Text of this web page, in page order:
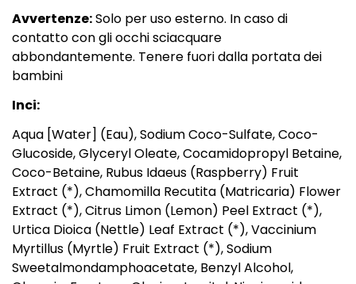
Avvertenze:Solo per uso esterno. In caso di
contatto con gli occhi sciacquare
abbondantemente. Tenere fuori dalla portata dei
bambini
Inci:
Aqua [Water] (Eau), Sodium Coco-Sulfate, Coco-
Glucoside, Glyceryl Oleate, Cocamidopropyl Betaine,
Coco-Betaine, Rubus Idaeus (Raspberry) Fruit
Extract (*), Chamomilla Recutita (Matricaria) Flower
Extract (*), Citrus Limon (Lemon) Peel Extract (*),
Urtica Dioica (Nettle) Leaf Extract (*), Vaccinium
Myrtillus (Myrtle) Fruit Extract (*), Sodium
Sweetalmondamphoacetate, Benzyl Alcohol,